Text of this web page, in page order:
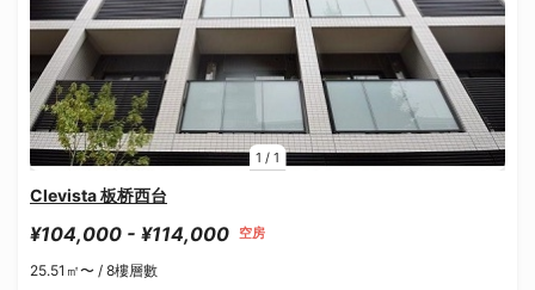
1 / 1
Clevista 板桥西台
¥104,000 - ¥114,000 空房
25.51㎡〜 / 8樓層數